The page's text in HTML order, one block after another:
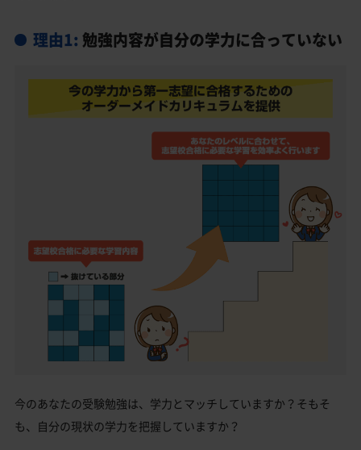
理由1: 勉強内容が自分の学力に合っていない
今のあなたの受験勉強は、学力とマッチしていますか？そもそ
も、自分の現状の学力を把握していますか？